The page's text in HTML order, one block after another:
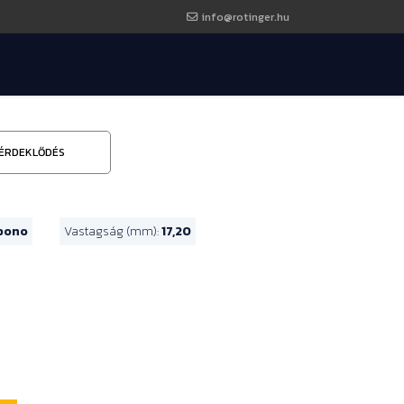
info@rotinger.hu
Vastagság (mm):17,20